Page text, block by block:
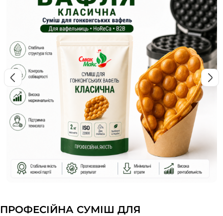
ПРОФЕСІЙНА СУМІШ ДЛЯ